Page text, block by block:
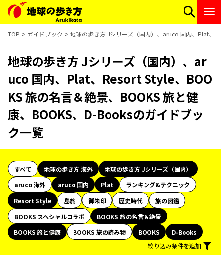
TOP ガイドブック 地球の歩き方 Jシリーズ（国内）、aruco 国内、Plat、
地球の歩き方 Jシリーズ（国内）、ar
uco 国内、Plat、Resort Style、BOO
KS 旅の名言＆絶景、BOOKS 旅と健
康、BOOKS、D-Booksのガイドブッ
ク一覧
すべて 地球の歩き方 海外
地球の歩き方 Jシリーズ（国内）
aruco 海外
aruco 国内 Plat
ランキング&テクニック
Resort Style
島旅 御朱印 歴史時代
旅の図鑑
BOOKS スペシャルコラボ
BOOKS 旅の名言＆絶景
BOOKS 旅と健康
BOOKS 旅の読み物 BOOKS
D-Books
絞り込み条件を追加